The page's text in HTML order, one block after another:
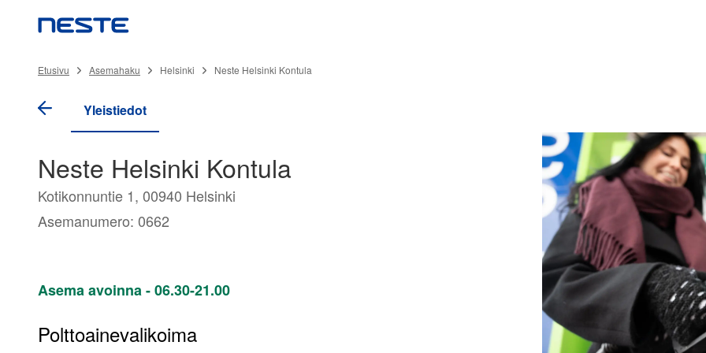
Etusivu Asemahaku Helsinki Neste Helsinki Kontula
Yleistiedot
Neste Helsinki Kontula
Kotikonnuntie 1, 00940 Helsinki
Asemanumero: 0662
Asema avoinna - 06.30-21.00
Polttoainevalikoima